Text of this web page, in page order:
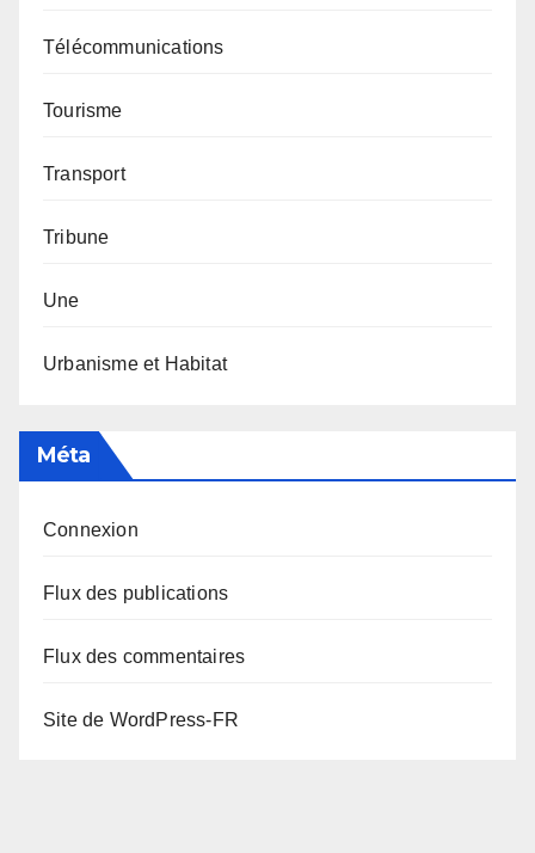
Télécommunications
Tourisme
Transport
Tribune
Une
Urbanisme et Habitat
Méta
Connexion
Flux des publications
Flux des commentaires
Site de WordPress-FR